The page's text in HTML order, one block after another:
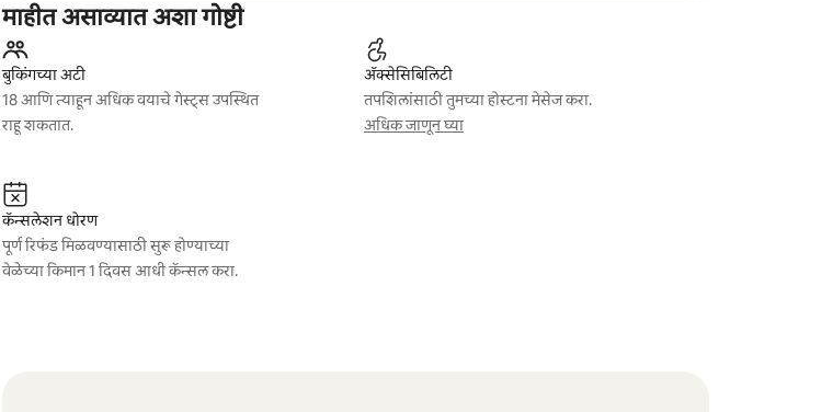
माहीत असाव्यात अशा गोष्टी
बुकिंगच्या अटी
18 आणि त्याहून अधिक वयाचे गेस्ट्स उपस्थित
राहू शकतात.
ॲक्सेसिबिलिटी
तपशिलांसाठी तुमच्या होस्टना मेसेज करा.
अधिक जाणून घ्या
कॅन्सलेशन धोरण
पूर्ण रिफंड मिळवण्यासाठी सुरू होण्याच्या
वेळेच्या किमान 1 दिवस आधी कॅन्सल करा.